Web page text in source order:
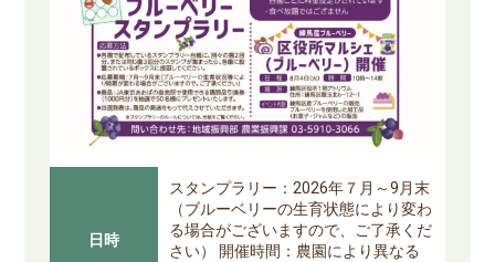
日時
スタンプラリー：2026年７月～9月末
（ブルーベリーの生育状態により変わ
る場合がございますので、ご了承くだ
さい） 開催時間：農園により異なる